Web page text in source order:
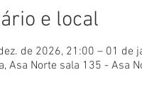
e local
de 2026, 21:00 – 01 de
Asa Norte sala 135 - Asa